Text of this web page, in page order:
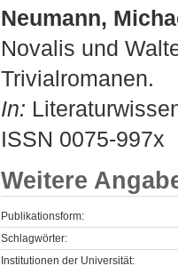
Neumann,
Novalis und
Trivialromanen.
In:
ISSN 0075-997x
Weitere
Publikationsform:
Schlagwörter:
Institutionen der Universität: